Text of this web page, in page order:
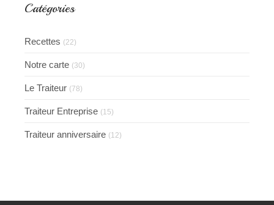
Catégories
Recettes (22)
Notre carte (30)
Le Traiteur (78)
Traiteur Entreprise (15)
Traiteur anniversaire (12)